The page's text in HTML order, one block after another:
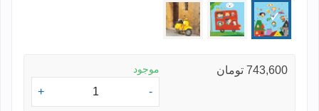
2401
2402
2403
743,600 تومان موجود
-
+